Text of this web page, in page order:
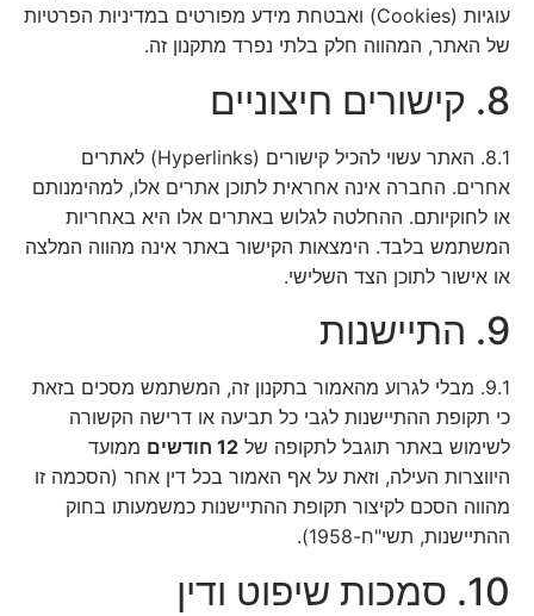
עוגיות (Cookies) ואבטחת מידע מפורטים במדיניות הפרטיות
של האתר, המהווה חלק בלתי נפרד מתקנון זה.
8. קישורים חיצוניים
8.1. האתר עשוי להכיל קישורים (Hyperlinks) לאתרים
אחרים. החברה אינה אחראית לתוכן אתרים אלו, למהימנותם
או לחוקיותם. ההחלטה לגלוש באתרים אלו היא באחריות
המשתמש בלבד. הימצאות הקישור באתר אינה מהווה המלצה
או אישור לתוכן הצד השלישי.
9. התיישנות
9.1. מבלי לגרוע מהאמור בתקנון זה, המשתמש מסכים בזאת
כי תקופת ההתיישנות לגבי כל תביעה או דרישה הקשורה
לשימוש באתר תוגבל לתקופה של 12 חודשים
ממועד
היווצרות העילה, וזאת על אף האמור בכל דין אחר (הסכמה זו
מהווה הסכם לקיצור תקופת ההתיישנות כמשמעותו בחוק
ההתיישנות, תשי"ח-1958).
10. סמכות שיפוט ודין